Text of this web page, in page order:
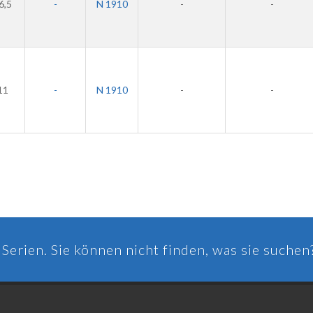
- N 1910 - -
- N 1910 - -
Sie können nicht finden, was sie